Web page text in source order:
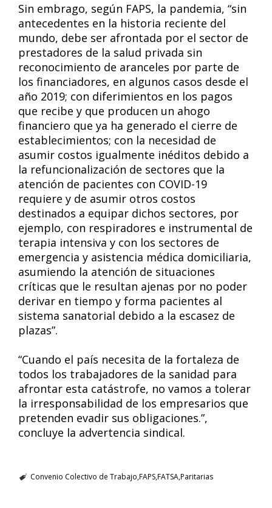
Sin embrago, según FAPS, la pandemia, “sin
antecedentes en la historia reciente del
mundo, debe ser afrontada por el sector de
prestadores de la salud privada sin
reconocimiento de aranceles por parte de
los financiadores, en algunos casos desde el
año 2019; con diferimientos en los pagos
que recibe y que producen un ahogo
financiero que ya ha generado el cierre de
establecimientos; con la necesidad de
asumir costos igualmente inéditos debido a
la refuncionalización de sectores que la
atención de pacientes con COVID-19
requiere y de asumir otros costos
destinados a equipar dichos sectores, por
ejemplo, con respiradores e instrumental de
terapia intensiva y con los sectores de
emergencia y asistencia médica domiciliaria,
asumiendo la atención de situaciones
críticas que le resultan ajenas por no poder
derivar en tiempo y forma pacientes al
sistema sanatorial debido a la escasez de
plazas”.
“Cuando el país necesita de la fortaleza de
todos los trabajadores de la sanidad para
afrontar esta catástrofe, no vamos a tolerar
la irresponsabilidad de los empresarios que
pretenden evadir sus obligaciones.”,
concluye la advertencia sindical.
Convenio Colectivo de Trabajo FAPSFATSAParitarias